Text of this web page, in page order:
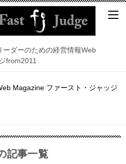
ーダーのための経営情報Web
from2011
Magazine ファースト・ジャッジ
記事一覧